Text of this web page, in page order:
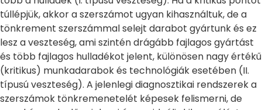
túllépjük, akkor a szerszámot ugyan kihasználtuk, de a
tönkrement szerszámmal selejt darabot gyártunk és ez
lesz a veszteség, ami szintén drágább fajlagos gyártást
és több fajlagos hulladékot jelent, különösen nagy értékű
(kritikus) munkadarabok és technológiák esetében (II.
típusú veszteség). A jelenlegi diagnosztikai rendszerek a
szerszámok tönkremenetelét képesek felismerni, de